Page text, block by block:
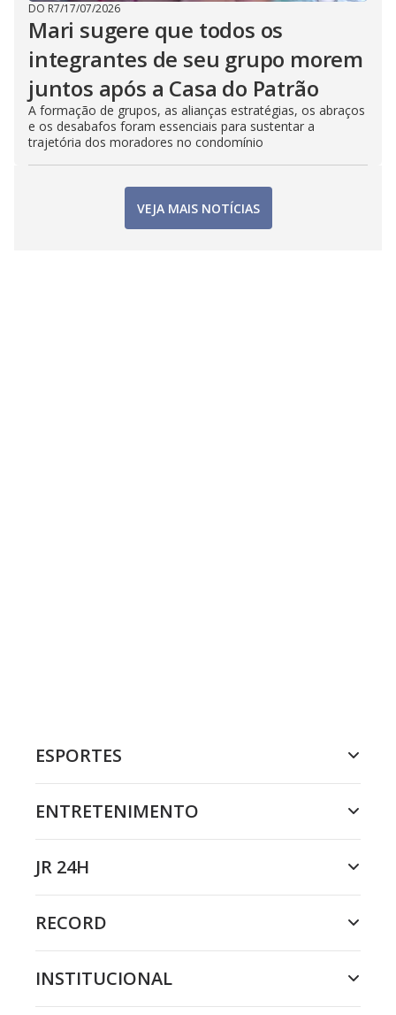
DO R7/17/07/2026
Mari sugere que todos os
integrantes de seu grupo morem
juntos após a Casa do Patrão
A formação de grupos, as alianças estratégias, os abraços
e os desabafos foram essenciais para sustentar a
trajetória dos moradores no condomínio
VEJA MAIS NOTÍCIAS
ESPORTES
ENTRETENIMENTO
JR 24H
RECORD
INSTITUCIONAL